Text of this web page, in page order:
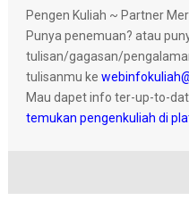
Pengen Kuliah ~ Partner
Punya penemuan? atau
tulisan/gagasan/
tulisanmu ke
Mau dapet info ter-up-to-
temukan pengenkuliah di